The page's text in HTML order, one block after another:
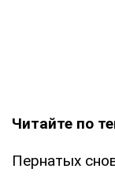
Читайте по
Пернатых